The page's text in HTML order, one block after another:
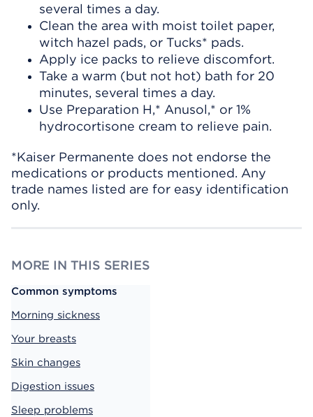
several times a day.
Clean the area with moist toilet paper,
witch hazel pads, or Tucks* pads.
Apply ice packs to relieve discomfort.
Take a warm (but not hot) bath for 20
minutes, several times a day.
Use Preparation H,* Anusol,* or 1%
hydrocortisone cream to relieve pain.
*Kaiser Permanente does not endorse the
medications or products mentioned. Any
trade names listed are for easy identification
only.
MORE IN THIS SERIES
Common symptoms
Morning sickness
Your breasts
Skin changes
Digestion issues
Sleep problems